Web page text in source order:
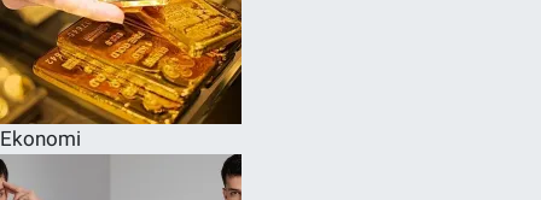
Ekonomi